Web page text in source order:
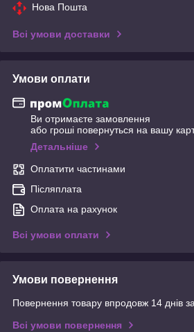
Нова Пошта
Всі умови доставки
Умови оплати
Ви отримаєте замовлення
або гроші повернуться на вашу
Детальніше
Оплатити частинами
Післяплата
Оплата на рахунок
Всі умови оплати
Умови повернення
Повернення товару впродовж 14 днів
Всі умови повернення